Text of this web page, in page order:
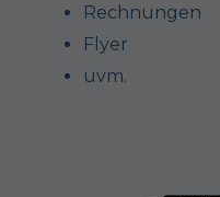
Rechnungen
Flyer
uvm.